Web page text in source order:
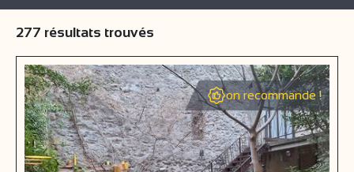
277 résultats trouvés
on recommande !